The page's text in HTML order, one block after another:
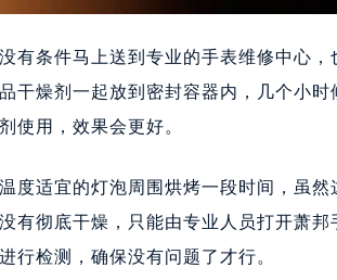
条件马上送到专业的手表维修中心，
干燥剂一起放到密封容器内，几个小
使用，效果会更好。
适宜的灯泡周围烘烤一段时间，虽然
有彻底干燥，只能由专业人员打开萧
行检测，确保没有问题了才行。